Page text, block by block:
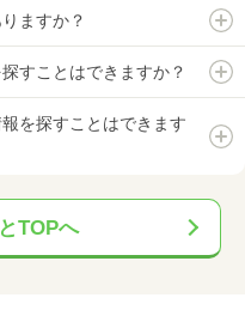
ますか？
すことはできますか？
を探すことはできます
TOPへ